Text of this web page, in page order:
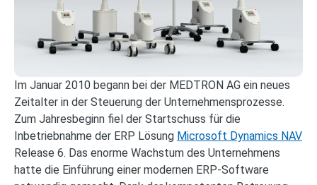
Im Januar 2010 begann bei der MEDTRON AG ein neues
Zeitalter in der Steuerung der Unternehmensprozesse.
Zum Jahresbeginn fiel der Startschuss für die
Inbetriebnahme der ERP Lösung Microsoft Dynamics NAV
Release 6. Das enorme Wachstum des Unternehmens
hatte die Einführung einer modernen ERP-Software